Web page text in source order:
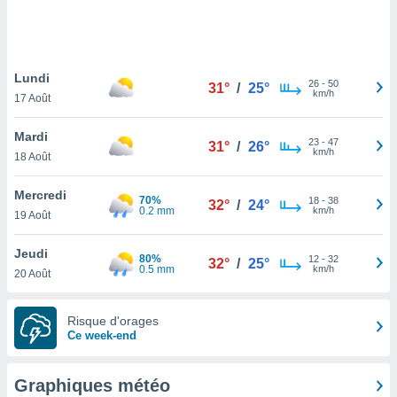
pas
de
à
cas,
que
sur le
et que
Lundi
17 Août
31° / 25° 26- 50
km/h
Mardi
18 Août
31° / 26° 23- 47
km/h
Mercredi
19 Août
70%
0.2 mm
32° / 24° 18- 38
km/h
Jeudi
20 Août
80%
0.5 mm
32° / 25° 12- 32
km/h
Risque d'orages
Ce week-end
Graphiques météo